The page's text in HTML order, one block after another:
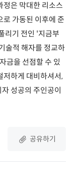
정은 막대한 리소스
로 가동된 이후에 준
리기 전인 '지금부
술적 해자를 정교하
금을 선점할 수 있
저하게 대비하셔서,
성공의 주인공이
공유하기